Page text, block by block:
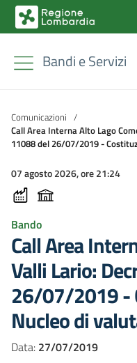
Bandi e Servizi
Comunicazioni /
Call Area Interna Alto Lago
11088 del 26/07/2019 -
07 agosto 2026, ore 21:24
Bando
Call Area
Valli Lario:
26/07/2019 -
Nucleo di
Data: 27/07/2019